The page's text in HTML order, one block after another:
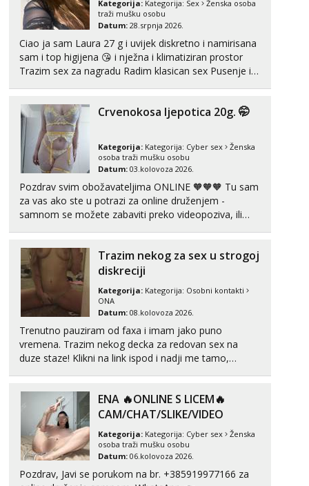
Anđela
Tel:064/677-677- Kod: #142
tel:0,93€ - mob:1,12€ min
Kategorija: Kategorija: Sex
Ženska osoba
traži mušku osobu
Datum: 08.kolovoza 2026.
✅ CURA ZA SVE ✅
Kategorija: Kategorija: Cyber sex
Ženska
osoba traži mušku osobu
Datum: 25.srpnja 2026.
Volim kada sam puna kao
paprika
Kategorija: Kategorija: Sex
Ženska osoba
traži mušku osobu
Datum: 07.kolovoza 2026.
U procesu rastave trazim
nekog za sex
Kategorija: Kategorija: Osobni kontakti
ONA
Datum: 08.kolovoza 2026.